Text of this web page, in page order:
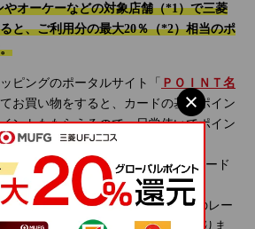
やオーケーなどの対象店舗（*1）で三菱
と、ご利用分の最大20％（*2）相当のポ
ピングのポータルサイト「
ＰＯＩＮＴ名
てお買い物をすると、カードの基本ポイン
ントももらえるので、日常使いでポイン
。
はアメリカン・エキスプレス®のカード
ります。
ント5円相当の商品に交換した場合のレー
トの交換比率は交換商品により異なりま